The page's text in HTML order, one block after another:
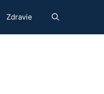
Zdravie